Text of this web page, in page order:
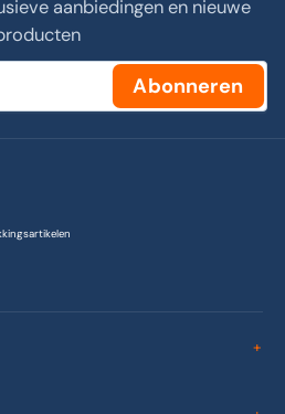
aanbiedingen en nieuwe
Abonneren